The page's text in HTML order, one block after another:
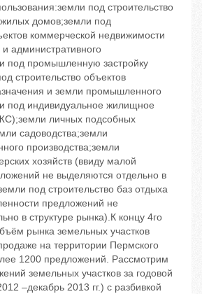
под строительство
домов;земли под
коммерческой недвижимости
административного
под промышленную застройку
строительство объектов
и земли промышленного
под индивидуальное жилищное
личных подсобных
садоводства;земли
производства;земли
хозяйств (ввиду малой
не выделяются отдельно в
под строительство баз отдыха
предложений не
в структуре рынка).К концу 4го
рынка земельных участков
на территории Пермского
1200 предложений. Рассмотрим
земельных участков за годовой
–декабрь 2013 гг.) с разбивкой